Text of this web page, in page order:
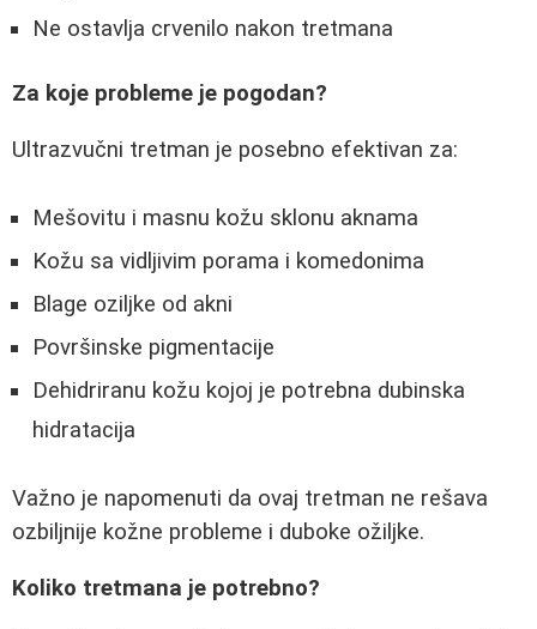
Ne ostavlja crvenilo nakon tretmana
Za koje probleme je pogodan?
Ultrazvučni tretman je posebno efektivan za:
Mešovitu i masnu kožu sklonu aknama
Kožu sa vidljivim porama i komedonima
Blage oziljke od akni
Površinske pigmentacije
Dehidriranu kožu kojoj je potrebna dubinska
hidratacija
Važno je napomenuti da ovaj tretman ne rešava
ozbiljnije kožne probleme i duboke ožiljke.
Koliko tretmana je potrebno?